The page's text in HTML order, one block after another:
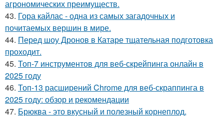
агрономических преимуществ.
43. Гора кайлас - одна из самых загадочных и
почитаемых вершин в мире.
44. Перед шоу Дронов в Катаре тщательная подготовка
проходит.
45. Топ-7 инструментов для веб-скрейпинга онлайн в
2025 году
46. Топ-13 расширений Chrome для веб-скраппинга в
2025 году: обзор и рекомендации
47. Брюква - это вкусный и полезный корнеплод,